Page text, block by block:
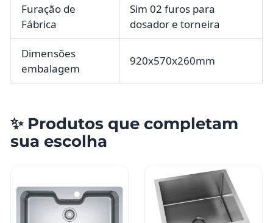
Furação de
Fábrica
Sim 02 furos para
dosador e torneira
Dimensões
embalagem
920x570x260mm
✨ Produtos que completam
sua escolha
produto
tem